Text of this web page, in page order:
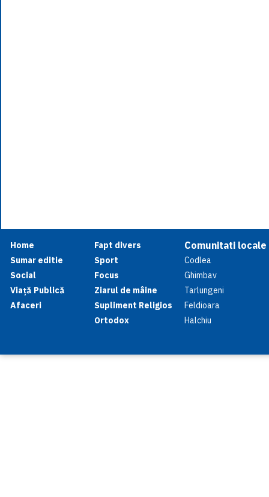
Home
Sumar editie
Social
Viață Publică
Afaceri
Fapt divers
Sport
Focus
Ziarul de mâine
Supliment Religios
Ortodox
Comunitati locale
Codlea
Ghimbav
Tarlungeni
Feldioara
Halchiu